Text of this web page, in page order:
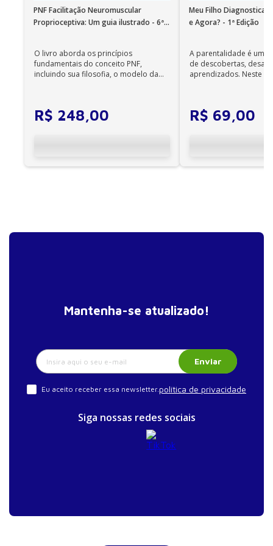
podem ser acessados on-line; •
Não é permitida a impressão dos e-books;
Os e-books adquiridos no site da Editora Manole
não são compatíveis com os aplicativos e
dispositivos Kindle, Nook, Kobo e Lev;
PNF Facilitação Neuromuscular
Proprioceptiva: Um guia ilustrado - 6ª
O livro aborda os princípios
fundamentais do conceito PNF,
incluindo sua filosofia, o modelo da
R$ 248,00
Meu Filho
e Agora? - 1ª Edição
A parentalidade é uma
de descobertas,
aprendizados. Neste
R$ 69,00
Mantenha-se atualizado!
Enviar
Eu aceito receber essa newsletter.política de privacidade
Siga nossas redes sociais